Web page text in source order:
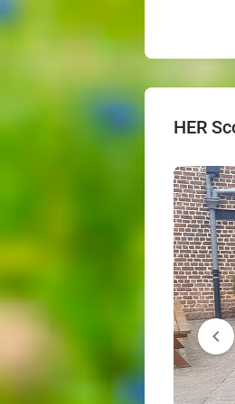
HER
chevron_left